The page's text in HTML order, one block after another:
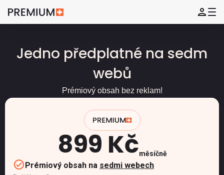
Jedno předplatné na sedm
webů
Prémiový obsah bez reklam!
899 Kčměsíčně
Prémiový obsah na sedmi webech